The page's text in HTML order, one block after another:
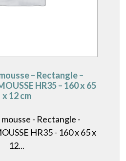
– Rectangle –
HR35 – 160 x 65
x 12 cm
- Rectangle -
HR35 - 160 x 65 x
12...